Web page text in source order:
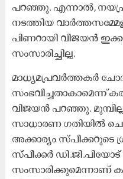
പറഞ്ഞു. എന്നാൽ,
നടത്തിയ
പിണറായി വിജയൻ
സംസാരിച്ചില്ല.
മാധ്യമപ്രവർത്തകർ
സംഭവിച്ചതാകാമെന്ന്
വിജയൻ പറഞ്ഞു.
സാധാരണ ഗതിയിൽ
അക്കാര്യം സ്‌പീക്കറുടെ
സ്‌പീക്കർ ഡി.ജി.പിയോട്
സംസാരിക്കുമെന്നാണ്